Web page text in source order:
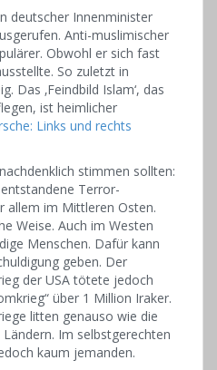
deutscher Innenminister
Anti-muslimischer
Obwohl er sich fast
So zuletzt in
Das ‚Feindbild Islam‘, das
ist heimlicher
Links und rechts
stimmen sollten:
Terror-
allem im Mittleren Osten.
Weise. Auch im Westen
Menschen. Dafür kann
geben. Der
der USA tötete jedoch
über 1 Million Iraker.
litten genauso wie die
Im selbstgerechten
kaum jemanden.